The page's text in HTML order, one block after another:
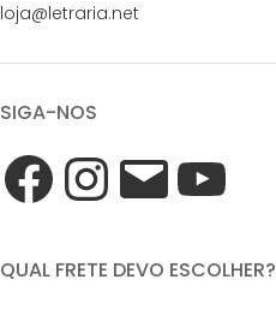
loja@letraria.net
SIGA-NOS
QUAL FRETE DEVO ESCOLHER?